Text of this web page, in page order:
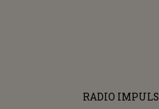
RADIO IMPULS